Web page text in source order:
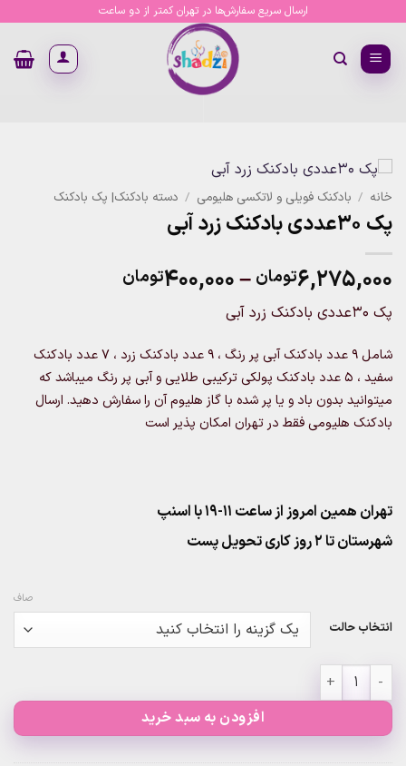
content
ارسال سریع سفارش‌ها در تهران کمتر از دو ساعت
خانه / بادکنک فویلی و لاتکسی هلیومی / دسته بادکنک| پک بادکنک
پک 30عددی بادکنک زرد آبی
۶,۲۷۵,۰۰۰تومان –۴۰۰,۰۰۰تومان
through
۶,۲۷۵,۰۰۰تومان
پک 30عددی بادکنک زرد آبی
شامل ۹ عدد بادکنک آبی پر رنگ ، ۹ عدد بادکنک زرد ، ۷ عدد بادکنک
سفید ، ۵ عدد بادکنک پولکی ترکیبی طلایی و آبی پر رنگ
میباشد که
میتوانید بدون باد و یا پر شده با گاز هلیوم آن را سفارش دهید. ارسال
بادکنک هلیومی فقط در تهران امکان پذیر است
تهران همین امروز از ساعت ۱۱-۱۹ با اسنپ
شهرستان تا 2 روز کاری تحویل پست
انتخاب حالت
صاف
افزودن به سبد خرید